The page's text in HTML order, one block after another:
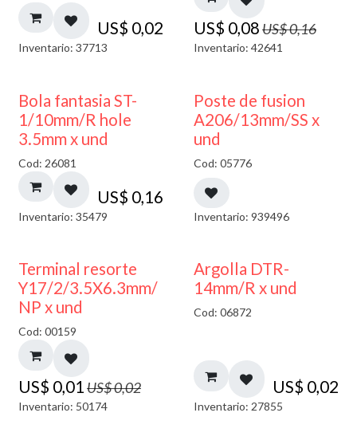
US$ 0,02
Inventario: 37713
US$ 0,08US$0,16
Inventario: 42641
Bola fantasia ST-
1/10mm/R hole
3.5mm x und
Cod: 26081
US$ 0,16
Inventario: 35479
Poste de fusion
A206/13mm/SS x
und
Cod: 05776
Inventario: 939496
50% DESCUENTO
Terminal resorte
Y17/2/3.5X6.3mm/
NP x und
Cod: 00159
US$ 0,01 US$0,02
Inventario: 50174
Argolla DTR-
14mm/R x und
Cod: 06872
US$ 0,02
Inventario: 27855